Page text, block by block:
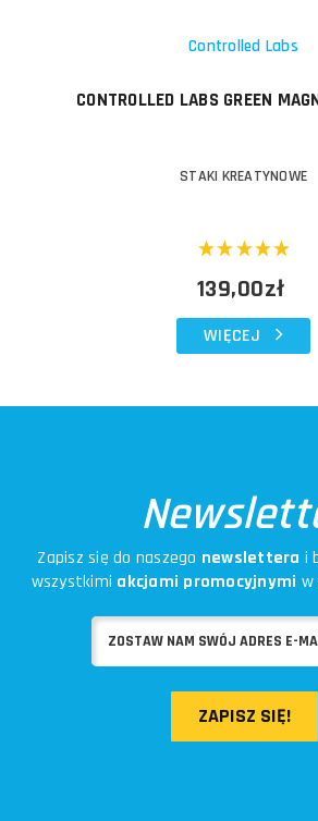
Controlled Labs
CONTROLLED LABS GREEN
STAKI KREATYNOWE
139,00zł
WIĘCEJ
Zapisz się do naszego newslettera i
wszystkimi akcjami promocyjnymi w
ZAPISZ SIĘ!